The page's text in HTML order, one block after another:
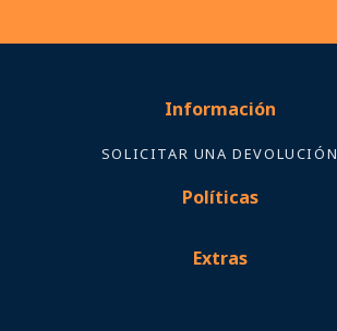
Información
SOLICITAR UNA DEVOLUCIÓN
Políticas
Extras